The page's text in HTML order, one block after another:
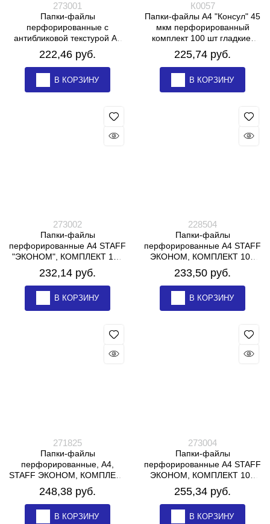
273001
Папки-файлы
перфорированные с
антибликовой текстурой А4
BRAUBERG PIXEL,
КОМПЛЕКТ 100 шт., 25 мкм,
222,46 руб.
В КОРЗИНУ
К0057
Папки-файлы А4 "Консул" 45
мкм перфорированный
комплект 100 шт гладкие,
ВЫСОКОЕ КАЧЕСТВО
225,74 руб.
В КОРЗИНУ
273002
Папки-файлы
перфорированные А4 STAFF
"ЭКОНОМ", КОМПЛЕКТ 100
шт., матовые, 30 мкм, 273002
232,14 руб.
В КОРЗИНУ
228504
Папки-файлы
перфорированные А4 STAFF
ЭКОНОМ, КОМПЛЕКТ 100
шт., гладкие, 25 мкм, 228504
233,50 руб.
В КОРЗИНУ
271825
Папки-файлы
перфорированные, А4,
STAFF ЭКОНОМ, КОМПЛЕКТ
100 шт., гладкие, 30 мкм,
271825
248,38 руб.
В КОРЗИНУ
273004
Папки-файлы
перфорированные А4 STAFF
ЭКОНОМ, КОМПЛЕКТ 100
шт., матовые, 35 мкм, 273004
255,34 руб.
В КОРЗИНУ